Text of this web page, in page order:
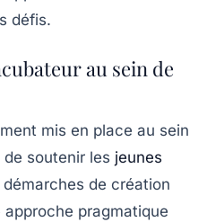
défis.
au sein de
mis en place au sein
de soutenir les jeunes
de création
approche pragmatique